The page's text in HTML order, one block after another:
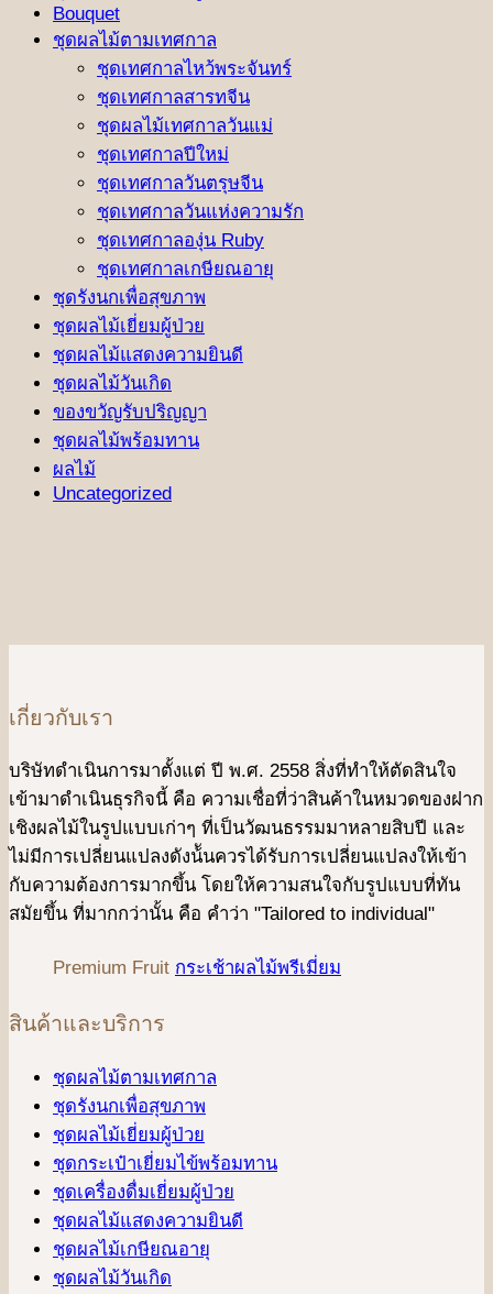
Bouquet
ชุดผลไม้ตามเทศกาล
ชุดเทศกาลไหว้พระจันทร์
ชุดเทศกาลสารทจีน
ชุดผลไม้เทศกาลวันแม่
ชุดเทศกาลปีใหม่
ชุดเทศกาลวันตรุษจีน
ชุดเทศกาลวันแห่งความรัก
ชุดเทศกาลองุ่น Ruby
ชุดเทศกาลเกษียณอายุ
ชุดรังนกเพื่อสุขภาพ
ชุดผลไม้เยี่ยมผู้ป่วย
ชุดผลไม้แสดงความยินดี
ชุดผลไม้วันเกิด
ของขวัญรับปริญญา
ชุดผลไม้พร้อมทาน
ผลไม้
Uncategorized
เกี่ยวกับเรา
บริษัทดําเนินการมาตั้งแต่ ปี พ.ศ. 2558 สิ่งที่ทำให้ตัดสินใจ
เข้ามาดําเนินธุรกิจนี้ คือ ความเชื่อที่ว่าสินค้าในหมวดของฝาก
เชิงผลไม้ในรูปแบบเก่าๆ ที่เป็นวัฒนธรรมมาหลายสิบปี และ
ไม่มีการเปลี่ยนแปลงดังน้ันควรได้รับการเปลี่ยนแปลงให้เข้า
กับความต้องการมากขึ้น โดยให้ความสนใจกับรูปแบบที่ทัน
สมัยขึ้น ที่มากกว่านั้น คือ คําว่า "Tailored to individual"
Premium Fruit กระเช้าผลไม้พรีเมี่ยม
สินค้าและบริการ
ชุดผลไม้ตามเทศกาล
ชุดรังนกเพื่อสุขภาพ
ชุดผลไม้เยี่ยมผู้ป่วย
ชุดกระเป๋าเยี่ยมไข้พร้อมทาน
ชุดเครื่องดื่มเยี่ยมผู้ป่วย
ชุดผลไม้แสดงความยินดี
ชุดผลไม้เกษียณอายุ
ชุดผลไม้วันเกิด